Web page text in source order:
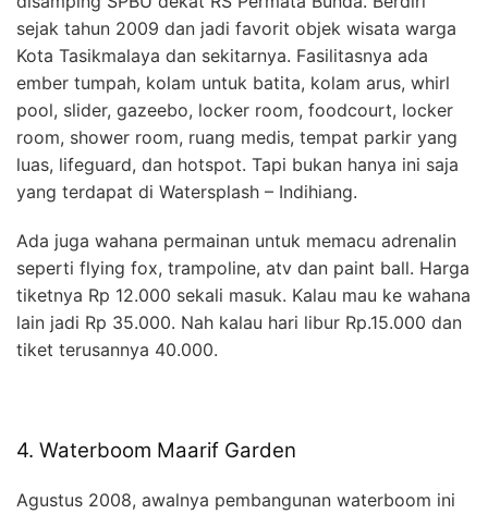
sejak tahun 2009 dan jadi favorit objek wisata warga
Kota Tasikmalaya dan sekitarnya. Fasilitasnya ada
ember tumpah, kolam untuk batita, kolam arus, whirl
pool, slider, gazeebo, locker room, foodcourt, locker
room, shower room, ruang medis, tempat parkir yang
luas, lifeguard, dan hotspot. Tapi bukan hanya ini saja
yang terdapat di Watersplash – Indihiang.
Ada juga wahana permainan untuk memacu adrenalin
seperti flying fox, trampoline, atv dan paint ball. Harga
tiketnya Rp 12.000 sekali masuk. Kalau mau ke wahana
lain jadi Rp 35.000. Nah kalau hari libur Rp.15.000 dan
tiket terusannya 40.000.
4. Waterboom Maarif Garden
Agustus 2008, awalnya pembangunan waterboom ini